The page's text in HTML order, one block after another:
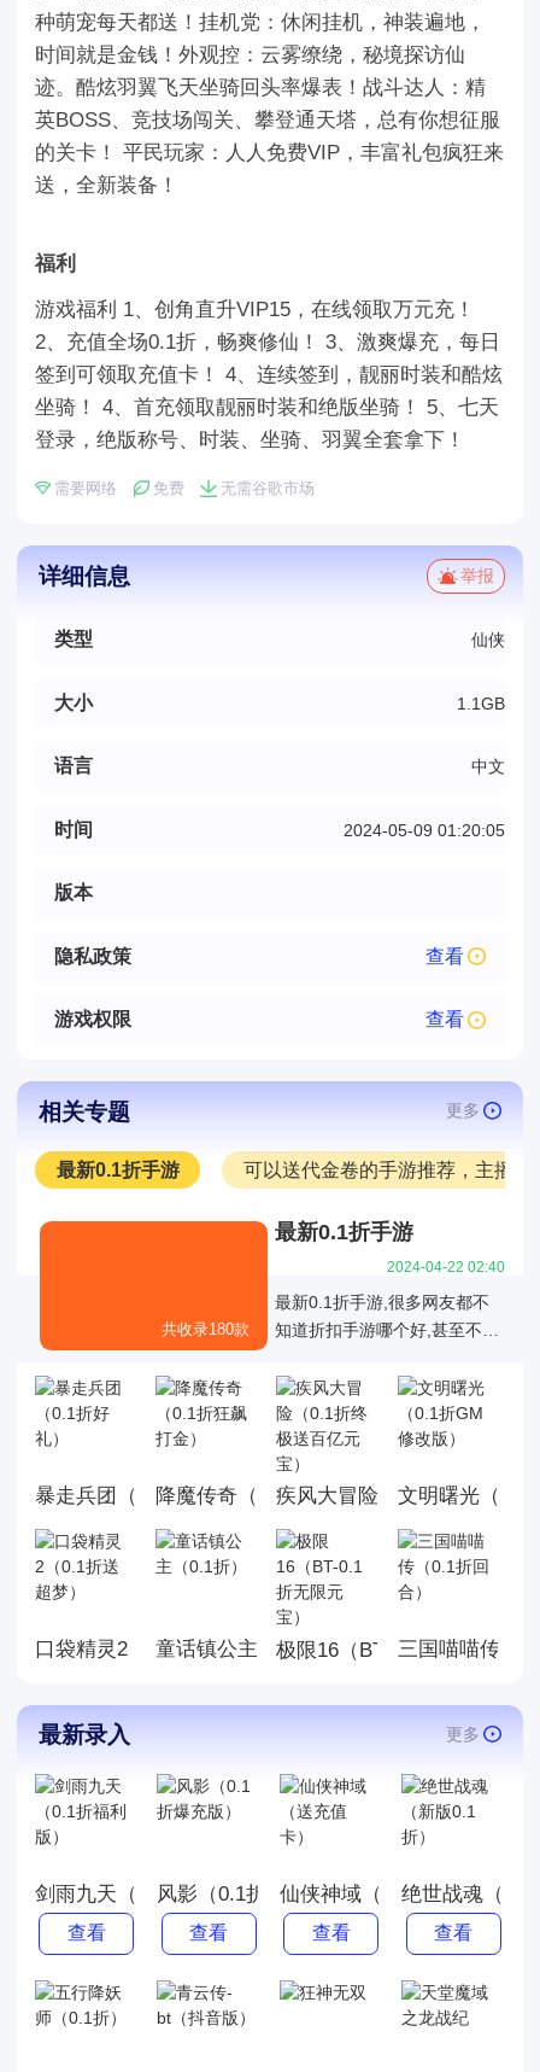
种萌宠每天都送！挂机党：休闲挂机，神装遍地，
时间就是金钱！外观控：云雾缭绕，秘境探访仙
迹。酷炫羽翼飞天坐骑回头率爆表！战斗达人：精
英BOSS、竞技场闯关、攀登通天塔，总有你想征服
的关卡！ 平民玩家：人人免费VIP，丰富礼包疯狂来
送，全新装备！
福利
游戏福利 1、创角直升VIP15，在线领取万元充！
2、充值全场0.1折，畅爽修仙！ 3、激爽爆充，每日
签到可领取充值卡！ 4、连续签到，靓丽时装和酷炫
坐骑！ 4、首充领取靓丽时装和绝版坐骑！ 5、七天
登录，绝版称号、时装、坐骑、羽翼全套拿下！
需要网络 免费 无需谷歌市场
详细信息 举报
类型 仙侠
大小 1.1GB
语言 中文
时间 2024-05-09 01:20:05
版本
隐私政策 查看
游戏权限 查看
相关专题 更多
最新0.1折手游 可以送代金卷的手游推荐，主播推
共收录180款
最新0.1折手游
2024-04-22 02:40
最新0.1折手游,很多网友都不
知道折扣手游哪个好,甚至不知
游，也不知道有哪些0.1折手游
是值得我们去玩的,今天白菜就
为大家带来好玩的0.1折手机游
戏大全,这里面的游戏统统充值
都是0.1折，游戏上线就送首
充，而且这几款游戏都是很耐
玩的游戏。玩法丰厚，画面精
美，喜欢就来玩，赶快来下载
体验吧!
暴走兵团（0.1折好礼）降魔传奇（0.1折狂飙打金）
疾风大冒险（0.1折终极送百
文明曙光（0.1
口袋精灵2（0.1折送超梦）
童话镇公主（0.1折）极限16（BT-0.1折无限元宝
三国喵喵传（
最新录入 更多
剑雨九天（0.1折福利版）
查看
风影（0.1折爆充版）
查看
仙侠神域（送充值卡）
查看
绝世战魂（新
查看